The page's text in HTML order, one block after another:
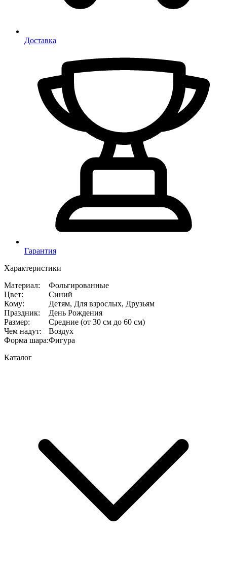
Доставка
Гарантия
Характеристики
Материал:
Фольгированные
Цвет:
Синий
Кому:
Детям, Для взрослых, Друзьям
Праздник:
День Рождения
Размер:
Средние (от 30 см до 60 см)
Чем надут:
Воздух
Форма шара:Фигура
Каталог